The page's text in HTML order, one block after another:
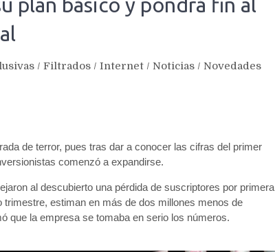
plan básico y pondrá fin al
/ Filtrados / Internet / Noticias / Novedades
de terror, pues tras dar a conocer las cifras del primer
comenzó a expandirse.
al descubierto una pérdida de suscriptores por primera
estiman en más de dos millones menos de
que la empresa se tomaba en serio los números.